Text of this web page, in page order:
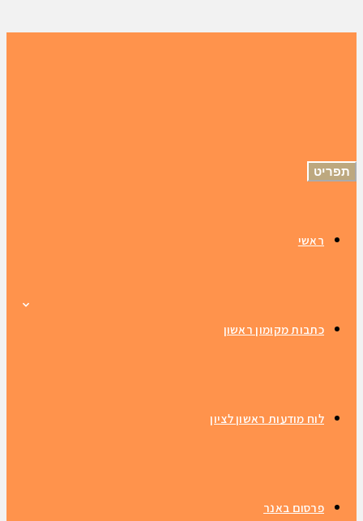
תפריט
ראשי
כתבות מקומון ראשון
לוח מודעות ראשון לציון
פרסום באנר